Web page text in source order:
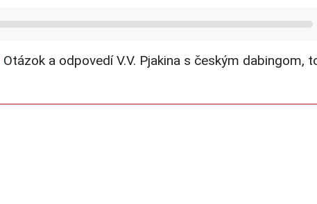
Otázok a odpovedí V.V. Pjakina s českým dabingom,